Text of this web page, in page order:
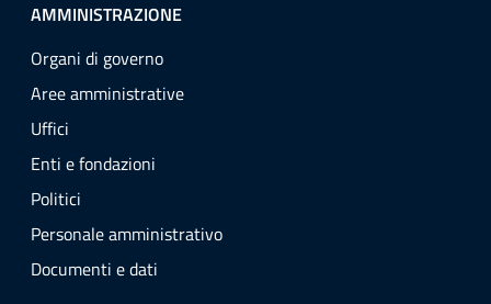
AMMINISTRAZIONE
Organi di governo
Aree amministrative
Uffici
Enti e fondazioni
Politici
Personale amministrativo
Documenti e dati